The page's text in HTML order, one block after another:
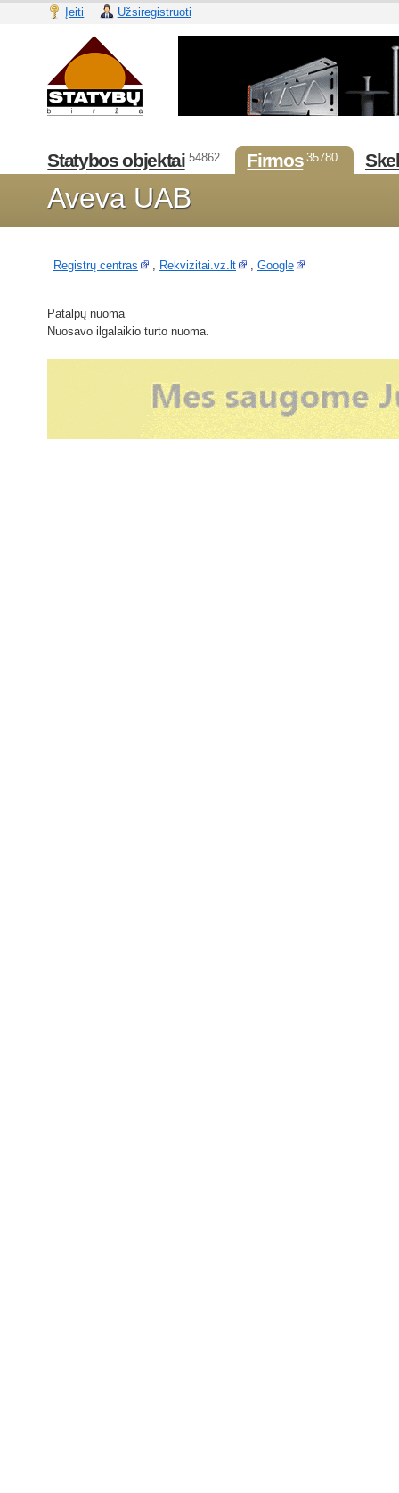
Įeiti Užsiregistruoti
Statybos objektai 54862 Firmos 35780
Aveva UAB
Registrų centras , Rekvizitai.vz.lt , Google
Patalpų nuoma
Nuosavo ilgalaikio turto nuoma.